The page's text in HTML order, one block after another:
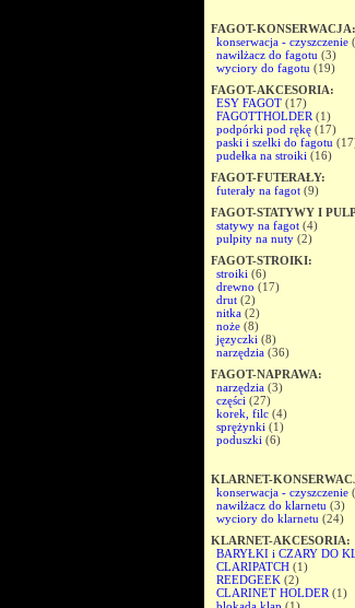
FAGOT-KONSERWACJA:
konserwacja - czyszczenie
nawilżacz do fagotu (3)
wyciory do fagotu (19)
FAGOT-AKCESORIA:
ESY FAGOT (17)
FAGOTTHOLDER (1)
podpórki pod rękę (17)
paski i szelki do fagotu
pudełka na stroiki (16)
FAGOT-FUTERAŁY:
futerały na fagot (9)
FAGOT-STATYWY I
statywy na fagot (4)
pulpity na nuty (2)
FAGOT-STROIKI:
stroiki (6)
drewno (17)
drut (2)
nitka (2)
noże (8)
języczki (8)
narzędzia (36)
FAGOT-NAPRAWA:
narzędzia (3)
części (27)
korek, filc (4)
sprężynki (1)
poduszki (6)
KLARNET-
konserwacja - czyszczenie
nawilżacz do klarnetu (3)
wyciory do klarnetu (24)
KLARNET-AKCESORIA:
BARYŁKI i CZARY DO
CLARIPATCH (1)
REEDGEEK (2)
CLARINET HOLDER (1)